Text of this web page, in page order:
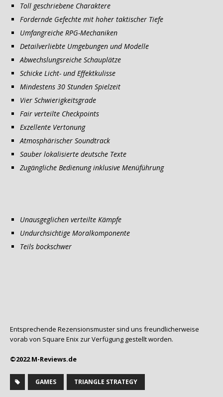
Toll geschriebene Charaktere
Fordernde Gefechte mit hoher taktischer Tiefe
Umfangreiche RPG-Mechaniken
Detailverliebte Umgebungen und Modelle
Abwechslungsreiche Schauplätze
Schicke Licht- und Effektkulisse
Mindestens 30 Stunden Spielzeit
Vier Schwierigkeitsgrade
Fair verteilte Checkpoints
Exzellente Vertonung
Atmosphärischer Soundtrack
Sauber lokalisierte deutsche Texte
Zugängliche Bedienung inklusive Menüführung
Unausgeglichen verteilte Kämpfe
Undurchsichtige Moralkomponente
Teils bockschwer
Entsprechende Rezensionsmuster sind uns freundlicherweise
vorab von Square Enix zur Verfügung gestellt worden.
©2022 M-Reviews.de
GAMES TRIANGLE STRATEGY